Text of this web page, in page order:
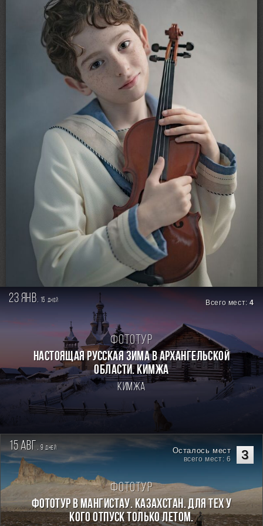
Loading...
23 янв. 15 дней Всего мест:4
Фототур
Настоящая Русская зима в Архангельской
области. Кимжа
Кимжа
15 авг. 9дней 3
Осталось мест
всего мест: 6
Фототур
Фототур в Мангистау. Казахстан. Для тех у
кого отпуск только летом.